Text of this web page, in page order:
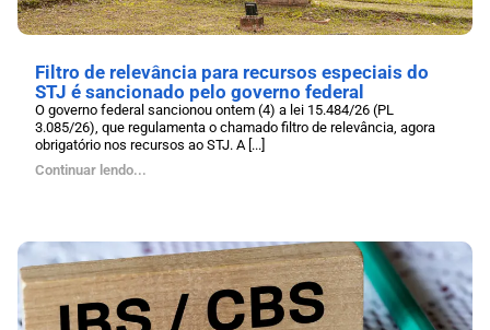
Filtro de relevância para recursos especiais do
STJ é sancionado pelo governo federal
O governo federal sancionou ontem (4) a lei 15.484/26 (PL
3.085/26), que regulamenta o chamado filtro de relevância, agora
obrigatório nos recursos ao STJ. A [...]
Continuar lendo...